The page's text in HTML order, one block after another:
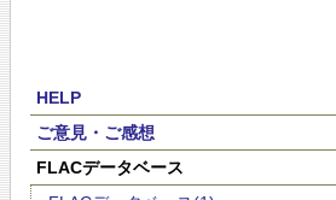
HELP
ご意見・ご感想
FLACデータベース